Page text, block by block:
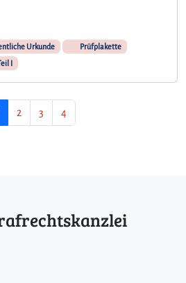
e
t
t
r
d
a
Urkunde
Prüfplakette
I
Seite
Seite
2 Seite
3 Seite
4